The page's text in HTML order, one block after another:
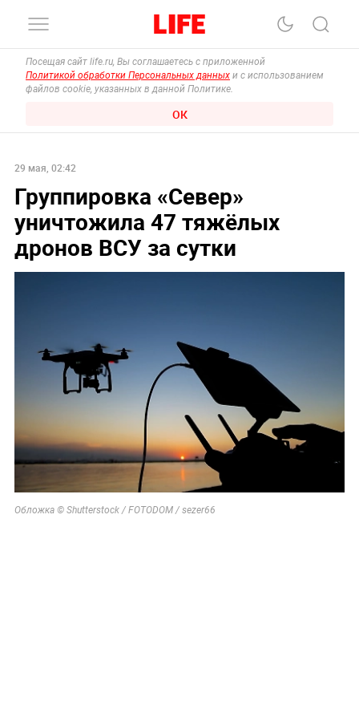
Посещая сайт life.ru, Вы соглашаетесь с приложенной
Политикой обработки Персональных данных и с использованием
файлов cookie, указанных в данной Политике.
ОК
29 мая, 02:42
Группировка «Север»
уничтожила 47 тяжёлых
дронов ВСУ за сутки
Обложка © Shutterstock / FOTODOM / sezer66